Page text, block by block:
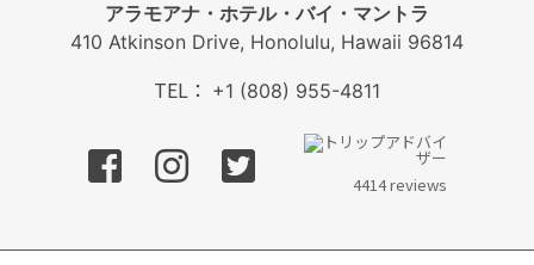
アラモアナ・ホテル・バイ・マントラ
410 Atkinson Drive, Honolulu, Hawaii 96814
TEL： +1 (808) 955-4811
フェイスブック
インスタグラム
ツイッター
4414 reviews